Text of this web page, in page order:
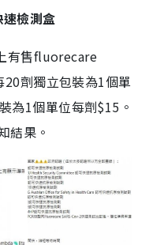
檢測盒
有售fluorecare
劑獨立包裝為1個單
為1個單位每劑$15。
結果。